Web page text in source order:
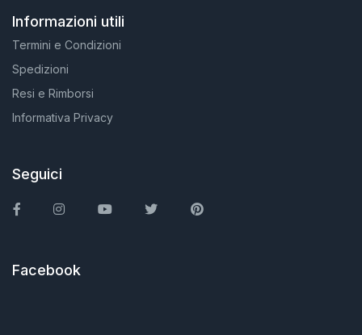
Informazioni utili
Termini e Condizioni
Spedizioni
Resi e Rimborsi
Informativa Privacy
Seguici
FacebookInstagramYou TubeTwitter Pinterest
Facebook